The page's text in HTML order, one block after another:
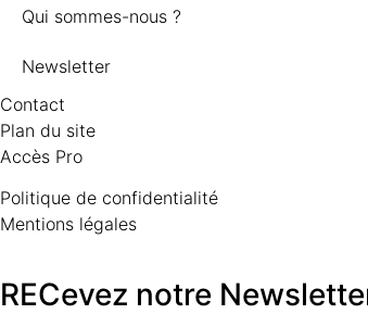
Qui sommes-nous ?
Newsletter
Contact
Plan du site
Accès Pro
Politique de confidentialité
Mentions légales
RECevez notre